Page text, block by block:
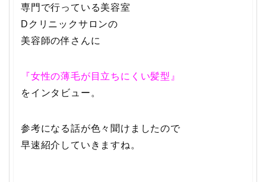
専門で行っている美容室
Dクリニックサロンの
美容師の伴さんに
『女性の薄毛が目立ちにくい髪型』
をインタビュー。
参考になる話が色々聞けましたので
早速紹介していきますね。